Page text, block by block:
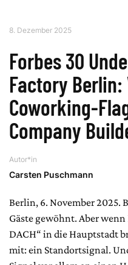
8. Dezember 2025
Forbes 30
Factory
Coworking-
Company
Autor*in
Carsten Puschmann
Berlin, 6. November
Gäste gewöhnt. Aber
DACH“ in die Hauptstadt
mit: ein Standortsignal.